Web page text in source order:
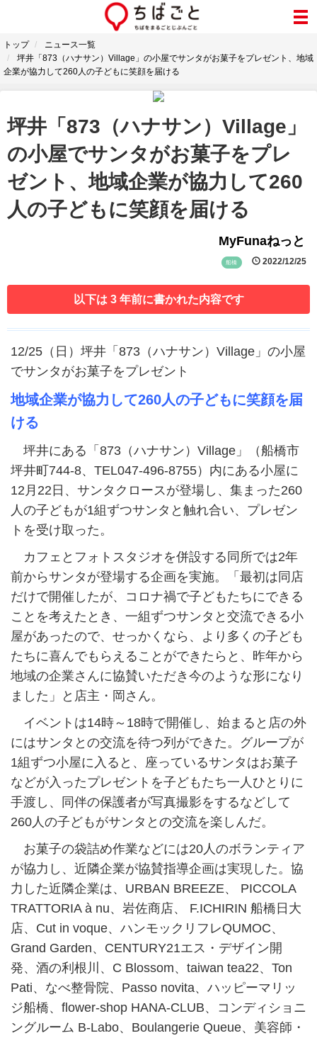
トップ
ニュース一覧
坪井「873（ハナサン）Village」の小屋でサンタがお菓子をプレゼント、地域
企業が協力して260人の子どもに笑顔を届ける
坪井「873（ハナサン）Village」
の小屋でサンタがお菓子をプレ
ゼント、地域企業が協力して260
人の子どもに笑顔を届ける
MyFunaねっと
船橋 2022/12/25
以下は 3 年前に書かれた内容です
12/25（日）坪井「873（ハナサン）Village」の小屋
でサンタがお菓子をプレゼント
地域企業が協力して260人の子どもに笑顔を届
ける
坪井にある「873（ハナサン）Village」（船橋市
坪井町744-8、TEL047-496-8755）内にある小屋に
12月22日、サンタクロースが登場し、集まった260
人の子どもが1組ずつサンタと触れ合い、プレゼン
トを受け取った。
カフェとフォトスタジオを併設する同所では2年
前からサンタが登場する企画を実施。「最初は同店
だけで開催したが、コロナ禍で子どもたちにできる
ことを考えたとき、一組ずつサンタと交流できる小
屋があったので、せっかくなら、より多くの子ども
たちに喜んでもらえることができたらと、昨年から
地域の企業さんに協賛いただき今のような形になり
ました」と店主・岡さん。
イベントは14時～18時で開催し、始まると店の外
にはサンタとの交流を待つ列ができた。グループが
1組ずつ小屋に入ると、座っているサンタはお菓子
などが入ったプレゼントを子どもたち一人ひとりに
手渡し、同伴の保護者が写真撮影をするなどして
260人の子どもがサンタとの交流を楽しんだ。
お菓子の袋詰め作業などには20人のボランティア
が協力し、近隣企業が協賛指導企画は実現した。協
力した近隣企業は、URBAN BREEZE、 PICCOLA
TRATTORIA à nu、岩佐商店、 F.ICHIRIN 船橋日大
店、Cut in voque、ハンモックリフレQUMOC、
Grand Garden、CENTURY21エス・デザイン開
発、酒の利根川、C Blossom、taiwan tea22、Ton
Pati、なべ整骨院、Passo novita、ハッピーマリッ
ジ船橋、flower-shop HANA-CLUB、コンディショニ
ングルーム B-Labo、Boulangerie Queue、美容師・